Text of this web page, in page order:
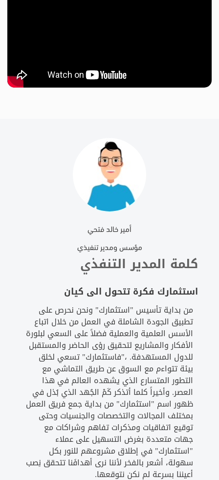
أمير خالد فتحي
مؤسس ومدير تنفيذي
كلمة المدير التنفذي
استثمارك فكرة تتحول الى كيان
من بداية تأسيس "استثمارك" ونحن نحرص على
تطبيق الجودة الشاملة في العمل من خلال اتباع
الأسس العلمية والعملية فضلاً على السعي لبلورة
الأفكار والمشاريع لتحقيق رؤى الحاضر والمستقبل
للدول المستهدفة. ،"فاستثمارك" تسعي لخلق
بيئة تتواءم مع السوق عن طريق التماشي مع
التطور المتسارع الذي يشهده العالم في هذا
العصر. وأخيراً كلما أتذكر كَمْ الجُهد الذي بُذل في
ظهور اسم "استثمارك" من بداية جمع فريق العمل
بمختلف المجالات والتخصصات والجنسيات وحتى
توقيع اتفاقيات ومذكرات تفاهم وشراكات مع
جهات متعددة بغرض التسهيل على عملاء
"استثمارك" في إطلاق مشروعهم للنور بكل
سهولة، أشعر بالفخر لأننا نرى أهدافَنا تتحقق نِصب
أعيننا بسرعة لم نكن نتوقعها.